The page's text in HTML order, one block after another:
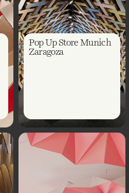
Pop Up Store Munich
Zaragoza